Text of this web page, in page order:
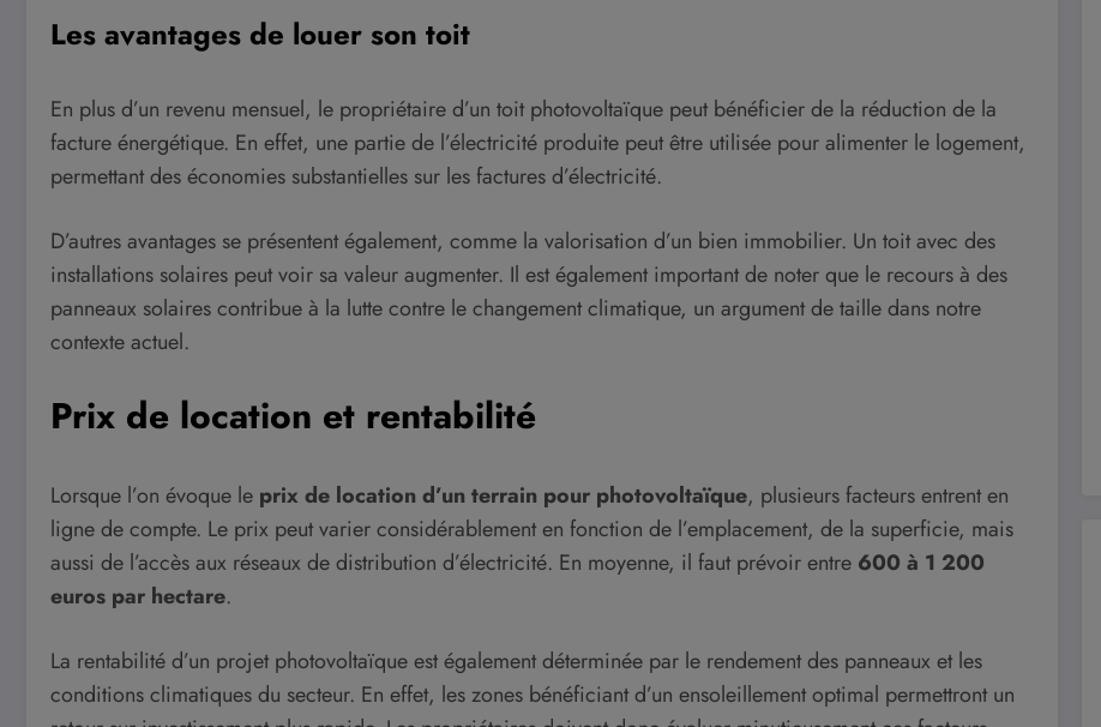
Les avantages de louer son toit
En plus d’un revenu mensuel, le propriétaire d’un toit photovoltaïque peut bénéficier de la réduction de la
facture énergétique. En effet, une partie de l’électricité produite peut être utilisée pour alimenter le logement,
permettant des économies substantielles sur les factures d’électricité.
D’autres avantages se présentent également, comme la valorisation d’un bien immobilier. Un toit avec des
installations solaires peut voir sa valeur augmenter. Il est également important de noter que le recours à des
panneaux solaires contribue à la lutte contre le changement climatique, un argument de taille dans notre
contexte actuel.
Prix de location et rentabilité
Lorsque l’on évoque le prix de location d’un terrain pour photovoltaïque, plusieurs facteurs entrent en
ligne de compte. Le prix peut varier considérablement en fonction de l’emplacement, de la superficie, mais
aussi de l’accès aux réseaux de distribution d’électricité. En moyenne, il faut prévoir entre 600 à 1 200
euros par hectare.
La rentabilité d’un projet photovoltaïque est également déterminée par le rendement des panneaux et les
conditions climatiques du secteur. En effet, les zones bénéficiant d’un ensoleillement optimal permettront un